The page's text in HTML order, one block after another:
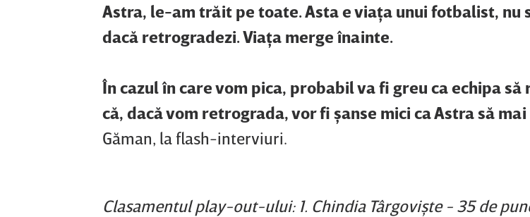
Astra, le-am trăit pe toate. Asta e viaţa unui fotbalist, nu
dacă retrogradezi. Viaţa merge înainte.
În cazul în care vom pica, probabil va fi greu ca echipa să
că, dacă vom retrograda, vor fi şanse mici ca Astra să mai
Găman, la flash-interviuri.
Clasamentul play-out-ului: 1. Chindia Târgovişte - 35 de